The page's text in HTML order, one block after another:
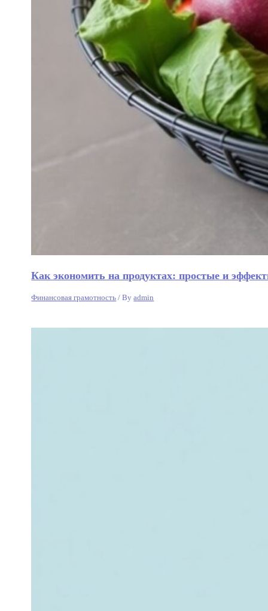
Как экономить на продуктах: простые и
Финансовая грамотность / Byadmin